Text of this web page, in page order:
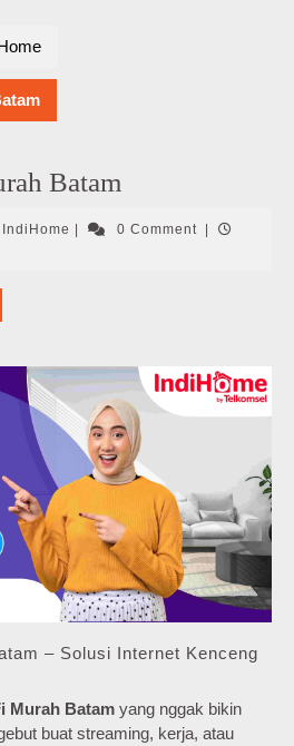
Batam
IndiHome IndiHome0 Comment
– Solusi Internet Kenceng
Murah Batam yang nggak bikin
buat streaming, kerja, atau